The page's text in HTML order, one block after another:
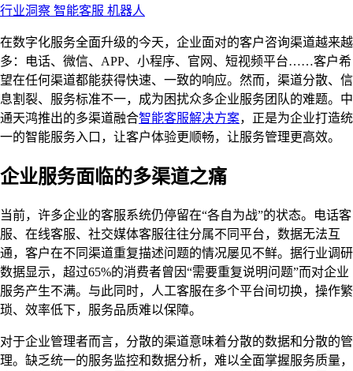
行业洞察 智能客服 机器人
在数字化服务全面升级的今天，企业面对的客户咨询渠道越来越
多：电话、微信、APP、小程序、官网、短视频平台……客户希
望在任何渠道都能获得快速、一致的响应。然而，渠道分散、信
息割裂、服务标准不一，成为困扰众多企业服务团队的难题。中
通天鸿推出的多渠道融合智能客服解决方案，正是为企业打造统
一的智能服务入口，让客户体验更顺畅，让服务管理更高效。
企业服务面临的多渠道之痛
当前，许多企业的客服系统仍停留在“各自为战”的状态。电话客
服、在线客服、社交媒体客服往往分属不同平台，数据无法互
通，客户在不同渠道重复描述问题的情况屡见不鲜。据行业调研
数据显示，超过65%的消费者曾因“需要重复说明问题”而对企业
服务产生不满。与此同时，人工客服在多个平台间切换，操作繁
琐、效率低下，服务品质难以保障。
对于企业管理者而言，分散的渠道意味着分散的数据和分散的管
理。缺乏统一的服务监控和数据分析，难以全面掌握服务质量，